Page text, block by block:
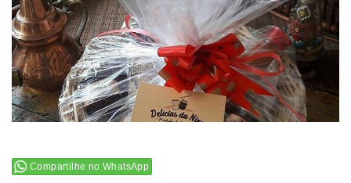
Compartilhe no WhatsApp